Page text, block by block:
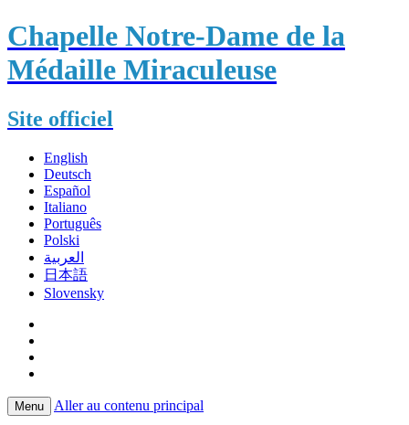
Chapelle Notre-Dame de la
Médaille Miraculeuse
Site officiel
English
Deutsch
Español
Italiano
Português
Polski
العربية
日本語
Slovensky
Menu Aller au contenu principal